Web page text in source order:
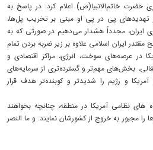
حضرت خاتم‌الانبیا(ص) اعلام کرد: در پاسخ به
تهدیدهای پی در پی او مبنی بر تخریب پل‌ها،
ایران، مجدداً هشدار می‌دهیم در صورتی که به
ایران اسلامی علاوه بر زیر ضربه بردن تمام
در عرصه‌های سوخت، انرژی، مراکز اقتصادی و
بخش‌های مهم‌تر و گسترده‌تری از سرمایه‌های
و رژیم را شدیدتر و کوبنده‌تر هدف قرار
های نظامی آمریکا در منطقه، چنانچه بخواهند
را مجبور به خروج از کشورشان نمایند. و ما النصر